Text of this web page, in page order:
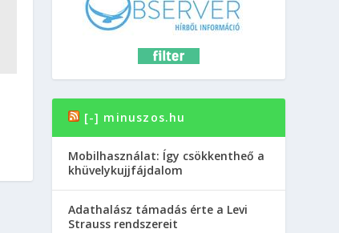
[-] minuszos.hu
Mobilhasználat: Így csökkentheő a
khüvelykujjfájdalom
Adathalász támadás érte a Levi
Strauss rendszereit